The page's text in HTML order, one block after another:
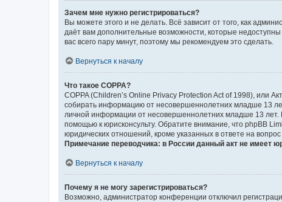
Зачем мне нужно регистрироваться?
Вы можете этого и не делать. Всё зависит от того, как
даёт вам дополнительные возможности, которые
вас всего пару минут, поэтому мы рекомендуем это сделать.
Вернуться к началу
Что такое COPPA?
COPPA (Children’s Online Privacy Protection Act of 1998), или
собирать информацию от несовершеннолетних младше 13
личной информации от несовершеннолетних младше 13 лет.
помощью к юрисконсульту. Обратите внимание, что phpBB
юридических отношений, кроме указанных в ответе на
Примечание переводчика: в России данный акт не имеет
Вернуться к началу
Почему я не могу зарегистрироваться?
Возможно, администратор конференции отключил